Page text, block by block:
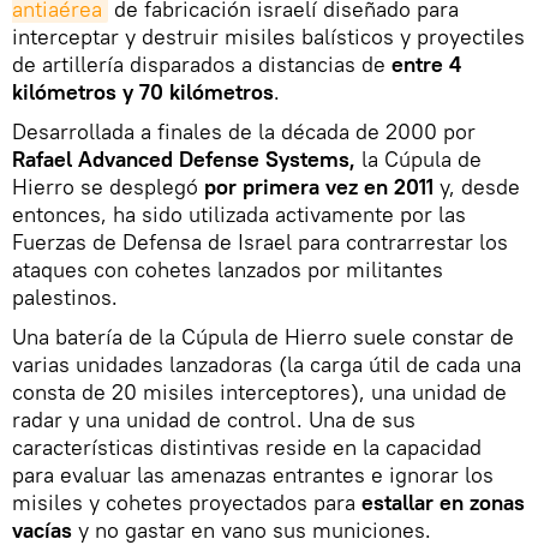
antiaérea de fabricación israelí diseñado para
interceptar y destruir misiles balísticos y proyectiles
de artillería disparados a distancias de entre 4
kilómetros y 70 kilómetros.
Desarrollada a finales de la década de 2000 por
Rafael Advanced Defense Systems, la Cúpula de
Hierro se desplegó por primera vez en 2011 y, desde
entonces, ha sido utilizada activamente por las
Fuerzas de Defensa de Israel para contrarrestar los
ataques con cohetes lanzados por militantes
palestinos.
Una batería de la Cúpula de Hierro suele constar de
varias unidades lanzadoras (la carga útil de cada una
consta de 20 misiles interceptores), una unidad de
radar y una unidad de control. Una de sus
características distintivas reside en la capacidad
para evaluar las amenazas entrantes e ignorar los
misiles y cohetes proyectados para estallar en zonas
vacías y no gastar en vano sus municiones.